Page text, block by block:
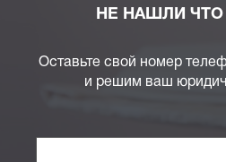
НЕ НАШЛИ
Оставьте свой номер
и решим ваш